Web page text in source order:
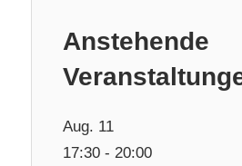
Anstehende
Aug. 11
17:30- 20:00